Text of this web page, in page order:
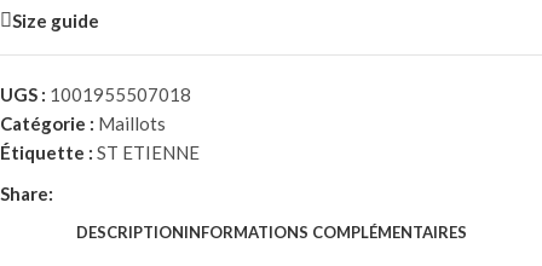
Size guide
UGS : 1001955507018
Catégorie : Maillots
Étiquette : ST ETIENNE
Share:
DESCRIPTIONINFORMATIONS COMPLÉMENTAIRES